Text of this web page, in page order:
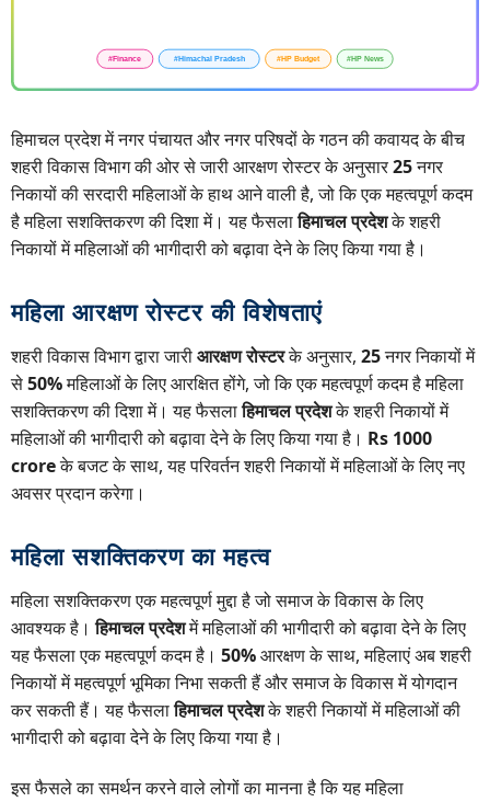
हिमाचल प्रदेश में नगर पंचायत और नगर परिषदों के गठन की कवायद के बीच
शहरी विकास विभाग की ओर से जारी आरक्षण रोस्टर के अनुसार25नगर
निकायों की सरदारी महिलाओं के हाथ आने वाली है, जो कि एक महत्वपूर्ण कदम
है महिला सशक्तिकरण की दिशा में। यह फैसलाहिमाचल प्रदेशके शहरी
निकायों में महिलाओं की भागीदारी को बढ़ावा देने के लिए किया गया है।
महिला आरक्षण रोस्टर की विशेषताएं
शहरी विकास विभाग द्वारा जारीआरक्षण रोस्टरके अनुसार, 25नगर निकायों में
से50%महिलाओं के लिए आरक्षित होंगे, जो कि एक महत्वपूर्ण कदम है महिला
सशक्तिकरण की दिशा में। यह फैसलाहिमाचल प्रदेशके शहरी निकायों में
महिलाओं की भागीदारी को बढ़ावा देने के लिए किया गया है। Rs 1000
croreके बजट के साथ, यह परिवर्तन शहरी निकायों में महिलाओं के लिए नए
अवसर प्रदान करेगा।
महिला सशक्तिकरण का महत्व
महिला सशक्तिकरण एक महत्वपूर्ण मुद्दा है जो समाज के विकास के लिए
आवश्यक है।हिमाचल प्रदेशमें महिलाओं की भागीदारी को बढ़ावा देने के लिए
यह फैसला एक महत्वपूर्ण कदम है। 50%आरक्षण के साथ, महिलाएं अब शहरी
निकायों में महत्वपूर्ण भूमिका निभा सकती हैं और समाज के विकास में योगदान
कर सकती हैं। यह फैसलाहिमाचल प्रदेशके शहरी निकायों में महिलाओं की
भागीदारी को बढ़ावा देने के लिए किया गया है।
इस फैसले का समर्थन करने वाले लोगों का मानना है कि यह महिला